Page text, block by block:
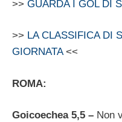
>> GUARDA I GOL DI
>> LA CLASSIFICA DI
GIORNATA<<
ROMA:
Goicoechea 5,5 – Non